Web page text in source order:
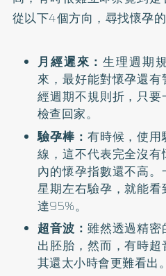
從以下4個方向，尋找懷孕的
月經遲來：生理週期
來，最好能對懷孕還
經週期不規則折，只
檢查回家。
驗孕棒： 有時候，使
線，這不代表完全沒
內的懷孕指數還不高
星期左右驗孕，就能
達95%。
超音波： 雖然透過精
出胚胎，然而，有時
其還太小時會更難看出。